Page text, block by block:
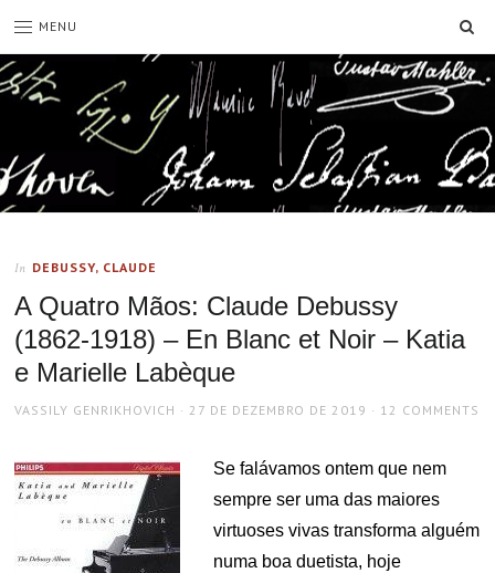
MENU
In DEBUSSY, CLAUDE
A Quatro Mãos: Claude Debussy
(1862-1918) – En Blanc et Noir – Katia
e Marielle Labèque
AUTHOR
VASSILY GENRIKHOVICH
POSTED
27 DE DEZEMBRO DE 2019 12 COMMENTS
Se falávamos ontem que nem
sempre ser uma das maiores
virtuoses vivas transforma alguém
numa boa duetista, hoje